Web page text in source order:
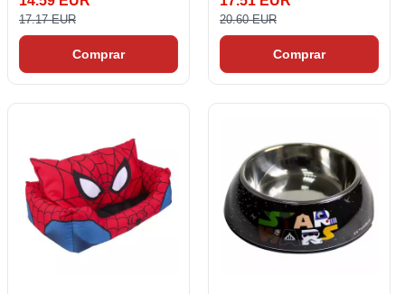
17.17 EUR
Comprar
20.60 EUR
Comprar